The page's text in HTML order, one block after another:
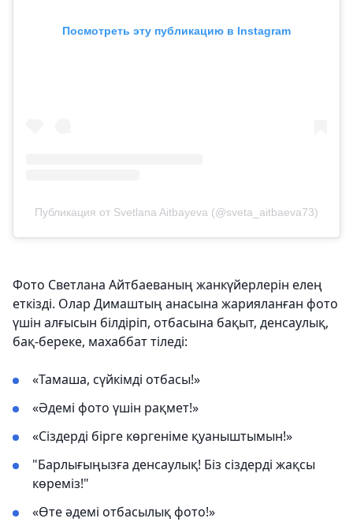
Посмотреть эту публикацию в Instagram
Публикация от Svetlana Aitbayeva (@sveta_aitbaeva73)
Фото Светлана Айтбаеваның жанкүйерлерін елең
еткізді. Олар Димаштың анасына жарияланған фото
үшін алғысын білдіріп, отбасына бақыт, денсаулық,
бақ-береке, махаббат тіледі:
«Тамаша, сүйкімді отбасы!»
«Әдемі фото үшін рақмет!»
«Сіздерді бірге көргеніме қуаныштымын!»
"Барлығыңызға денсаулық! Біз сіздерді жақсы
көреміз!"
«Өте әдемі отбасылық фото!»